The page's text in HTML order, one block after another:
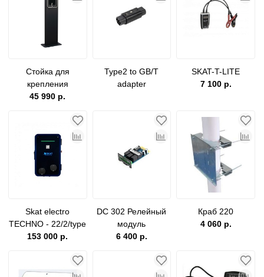
Стойка для
крепления
зарядной станции
подсветкой и
козырьком
45 990 р.
Type2 to GB/T
adapter
SKAT-T-LITE
7 100 р.
Skat electro
TECHNO - 22/2/type
2
153 000 р.
DC 302 Релейный
модуль
6 400 р.
Краб 220
4 060 р.